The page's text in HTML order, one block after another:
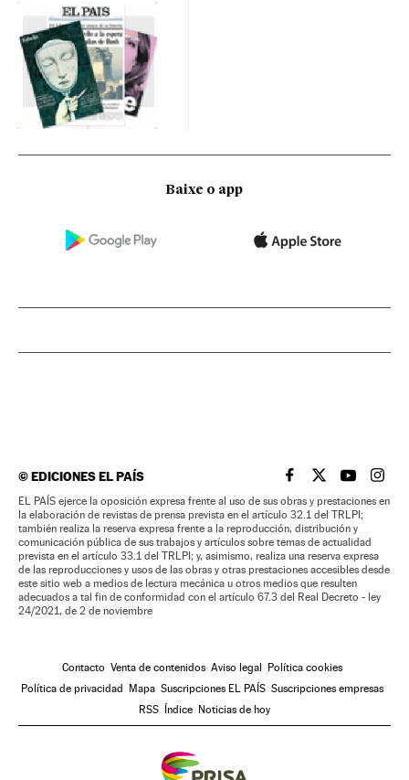
Baixe o app
©EDICIONES EL PAÍS EL PAÍS BRASIL EN
EL PAÍSEL PAÍS
EL
EL PAÍS ejerce la oposición expresa frente al uso de sus obras y prestaciones en
la elaboración de revistas de prensa prevista en el artículo 32.1 del TRLPI;
también realiza la reserva expresa frente a la reproducción, distribución y
comunicación pública de sus trabajos y artículos sobre temas de actualidad
prevista en el artículo 33.1 del TRLPI; y, asimismo, realiza una reserva expresa
de las reproducciones y usos de las obras y otras prestaciones accesibles desde
este sitio web a medios de lectura mecánica u otros medios que resulten
adecuados a tal fin de conformidad con el artículo 67.3 del Real Decreto - ley
24/2021, de 2 de noviembre
Contacto Venta de contenidos Aviso legal
Política cookies
Política de privacidad
Mapa Suscripciones EL PAÍS Suscripciones empresas
RSS
Índice Noticias de hoy